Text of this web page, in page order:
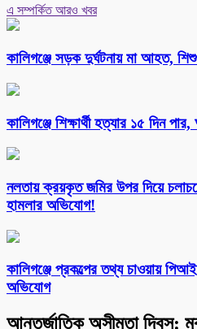
এ সম্পর্কিত আরও খবর
কালিগঞ্জে সড়ক দুর্ঘটনায় মা আহত,
কালিগঞ্জে শিক্ষার্থী হত্যার ১৫ দিন
নলতায় ক্রয়কৃত জমির উপর দিয়ে
হামলার অভিযোগ!
কালিগঞ্জে প্রকল্পের তথ্য চাওয়ায়
অভিযোগ
আন্তর্জাতিক অসীমতা দিবস: